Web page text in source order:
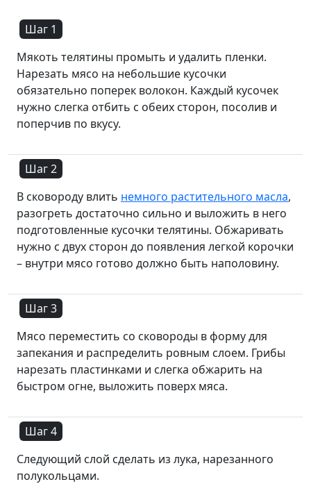
Шаг 1
Мякоть телятины промыть и удалить пленки.
Нарезать мясо на небольшие кусочки
обязательно поперек волокон. Каждый кусочек
нужно слегка отбить с обеих сторон, посолив и
поперчив по вкусу.
Шаг 2
В сковороду влить немного растительного масла,
разогреть достаточно сильно и выложить в него
подготовленные кусочки телятины. Обжаривать
нужно с двух сторон до появления легкой корочки
– внутри мясо готово должно быть наполовину.
Шаг 3
Мясо переместить со сковороды в форму для
запекания и распределить ровным слоем. Грибы
нарезать пластинками и слегка обжарить на
быстром огне, выложить поверх мяса.
Шаг 4
Следующий слой сделать из лука, нарезанного
полукольцами.